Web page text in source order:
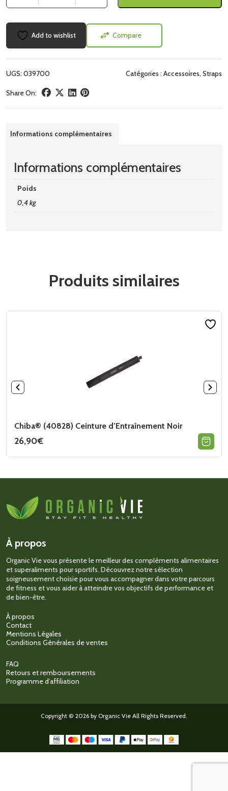
Add to wishlist Compare
UGS:039700 Catégories :Accessoires, Straps
Share On:
Informations complémentaires
Informations complémentaires
Poids
0,4 kg
Produits similaires
Chiba® (40828) Ceinture d’Entraînement Noir
26,90€
produit
plusieurs
options
peuvent
être
la
du
produit
À propos
Organic Vie vous présente le meilleur des compléments alimentaires
et superaliments pour sportifs. Découvrez notre sélection
soigneusement choisie pour vous accompagner dans votre parcours
de fitness et vous aider à atteindre vos objectifs de performance et
de bien-être.
À propos
Contact
Mentions Légales
Conditions Générales de ventes
FAQ
Retours et remboursements
Programme d’affiliation
Copyright © 2026 by Organic Vie All Rights Reserved.